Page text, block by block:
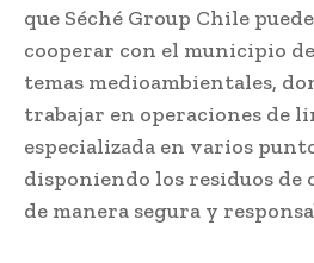
que Séché Group Chile
cooperar con el municipio
temas medioambientales,
trabajar en operaciones de
especializada en varios
disponiendo los residuos de
de manera segura y